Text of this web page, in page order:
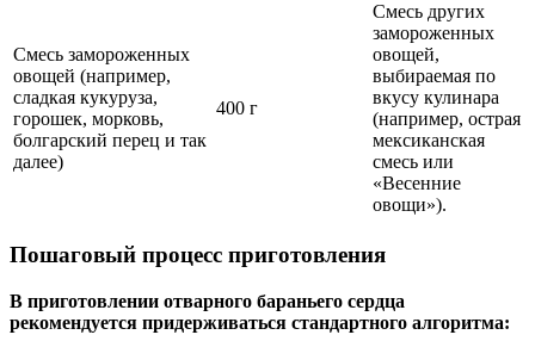
Смесь замороженных
овощей (например,
сладкая кукуруза,
горошек, морковь,
болгарский перец и так
далее)
400 г
Смесь других
замороженных
овощей,
выбираемая по
вкусу кулинара
(например, острая
мексиканская
смесь или
«Весенние
овощи»).
Пошаговый процесс приготовления
В приготовлении отварного бараньего сердца
рекомендуется придерживаться стандартного алгоритма: